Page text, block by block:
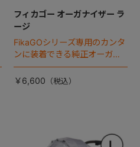
フィカゴー オーガナイザー ラ
ージ
FikaGOシリーズ専用のカンタ
ンに装着できる純正オーガナ
イザー。
￥6,600